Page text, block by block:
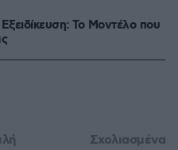
Το Mοντέλο που
Σχολιασμένα